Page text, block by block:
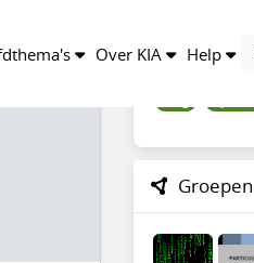
Over KIA Help
Groepen